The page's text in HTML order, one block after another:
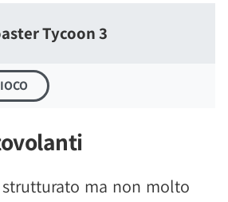
Tycoon 3
ma non molto